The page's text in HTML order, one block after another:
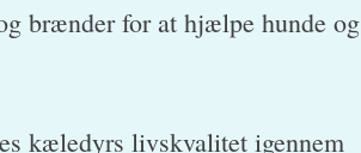
brænder for at hjælpe hunde og
kæledyrs livskvalitet igennem